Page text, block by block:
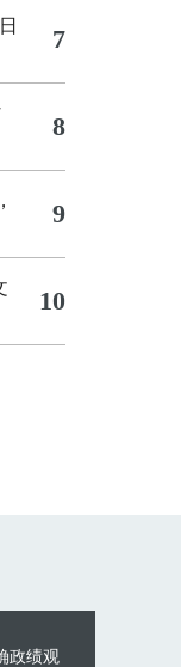
日
7
8
9
10
政绩观